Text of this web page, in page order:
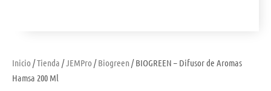
Inicio /Tienda /JEMPro /Biogreen / BIOGREEN – Difusor de Aromas
Hamsa 200 Ml